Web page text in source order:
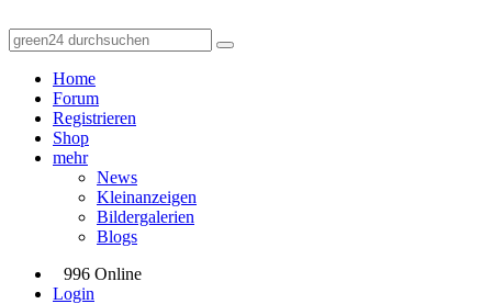
Home
Forum
Registrieren
Shop
mehr
News
Kleinanzeigen
Bildergalerien
Blogs
996 Online
Login